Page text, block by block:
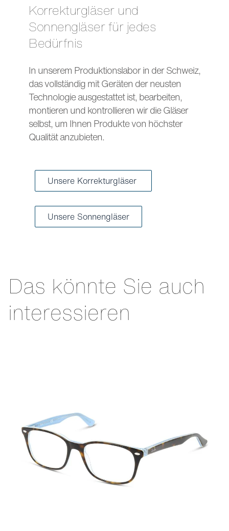
Korrekturgläser und
Sonnengläser für jedes
Bedürfnis
In unserem Produktionslabor in der Schweiz,
das vollständig mit Geräten der neusten
Technologie ausgestattet ist, bearbeiten,
montieren und kontrollieren wir die Gläser
selbst, um Ihnen Produkte von höchster
Qualität anzubieten.
Unsere Korrekturgläser
Unsere Sonnengläser
Das könnte Sie auch
interessieren